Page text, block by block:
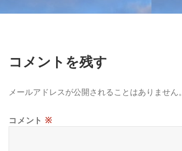
コメントを残す
メールアドレスが公開されることはありません。
コメント ※